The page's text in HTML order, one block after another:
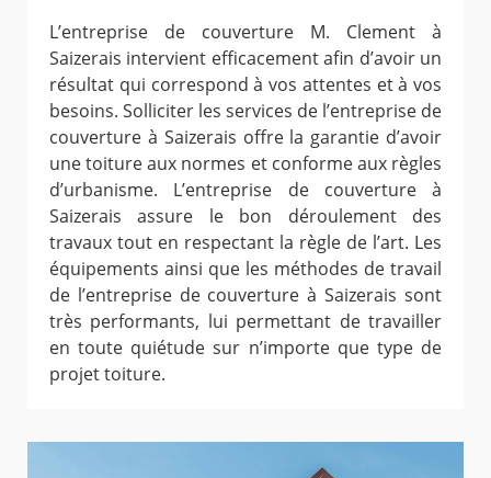
L’entreprise de couverture M. Clement à
Saizerais intervient efficacement afin d’avoir un
résultat qui correspond à vos attentes et à vos
besoins. Solliciter les services de l’entreprise de
couverture à Saizerais offre la garantie d’avoir
une toiture aux normes et conforme aux règles
d’urbanisme. L’entreprise de couverture à
Saizerais assure le bon déroulement des
travaux tout en respectant la règle de l’art. Les
équipements ainsi que les méthodes de travail
de l’entreprise de couverture à Saizerais sont
très performants, lui permettant de travailler
en toute quiétude sur n’importe que type de
projet toiture.